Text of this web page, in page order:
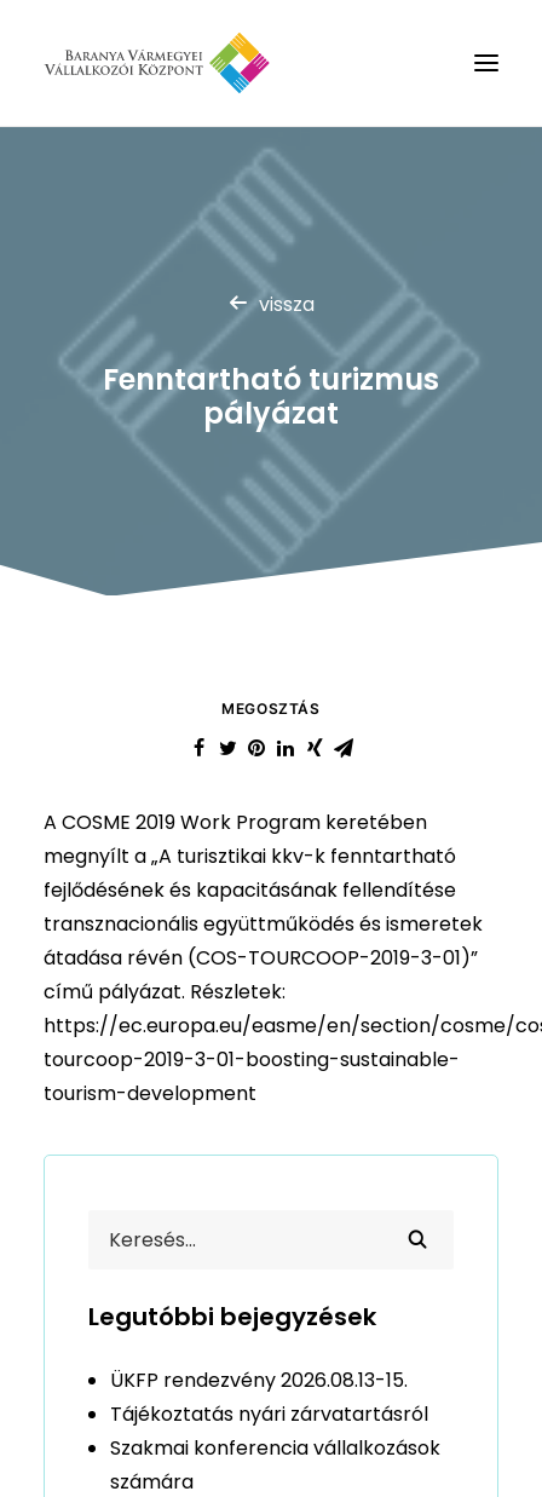
Rólunk
Szolgáltatások
Hírek
Partnerek
Kapcsolat
Keresés
vissza
Fenntartható turizmus
pályázat
MEGOSZTÁS
A COSME 2019 Work Program keretében
megnyílt a „A turisztikai kkv-k fenntartható
fejlődésének és kapacitásának fellendítése
transznacionális együttműködés és ismeretek
átadása révén (COS-TOURCOOP-2019-3-01)”
című pályázat. Részletek:
https://ec.europa.eu/easme/en/section/cosme/
tourcoop-2019-3-01-boosting-sustainable-
tourism-development
Legutóbbi bejegyzések
ÜKFP rendezvény 2026.08.13-15.
Tájékoztatás nyári zárvatartásról
Szakmai konferencia vállalkozások
számára